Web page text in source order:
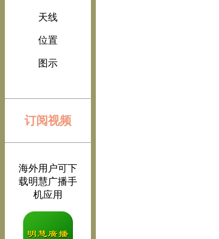
天线
位置
图示
订阅视频
海外用户可下
载明慧广播手
机应用